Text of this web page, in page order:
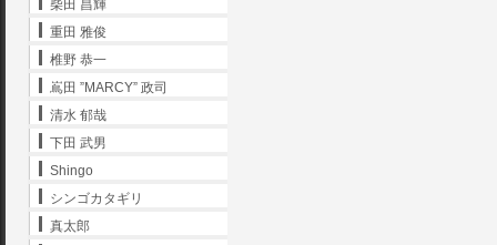
柴田 昌輝
重田 雅俊
椎野 恭一
嶌田 ”MARCY” 政司
清水 郁哉
下田 武男
Shingo
シンゴカタギリ
真太郎